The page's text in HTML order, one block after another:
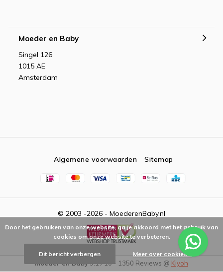
Moeder en Baby
Singel 126
1015 AE
Amsterdam
© 2003 -2026 - MoederenBaby.nl
Algemene voorwaarden Sitemap
Moeder en Baby9.1/10- 1350 Reviews @ Kiyoh
Door het gebruiken van onze website, ga je akkoord met het gebruik van
cookies om onze website te verbeteren.
Dit bericht verbergen Meer over cookies »